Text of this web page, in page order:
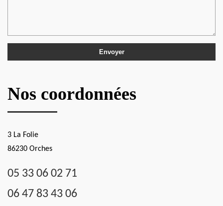
Nos coordonnées
3 La Folie
86230 Orches
05 33 06 02 71
06 47 83 43 06